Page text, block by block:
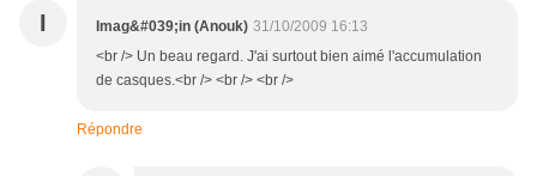
I Imag&#039;in (Anouk) 31/10/2009 16:13
<br /> Un beau regard. J'ai surtout bien aimé l'accumulation
de casques.<br /> <br /> <br />
Répondre